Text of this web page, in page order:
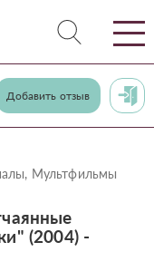
Добавить отзыв
Мультфильмы
(2004) -